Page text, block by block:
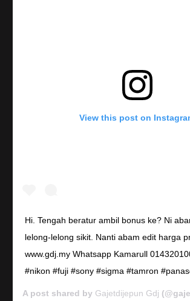
View this post on
Hi. Tengah beratur ambil bonus ke? Ni
lelong-lelong sikit. Nanti abam edit harga
www.gdj.my Whatsapp Kamarull
#nikon #fuji #sony #sigma #tamron
A post shared by Gajetdijepun Gdj